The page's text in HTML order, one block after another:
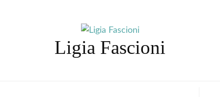
Ligia Fascioni